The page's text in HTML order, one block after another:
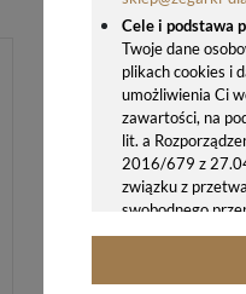
Cele i podstawa
Twoje dane
plikach cookies i
umożliwienia Ci
zawartości, na
lit. a
2016/679 z
związku z
swobodnego
95/46/WE
Twoje dane